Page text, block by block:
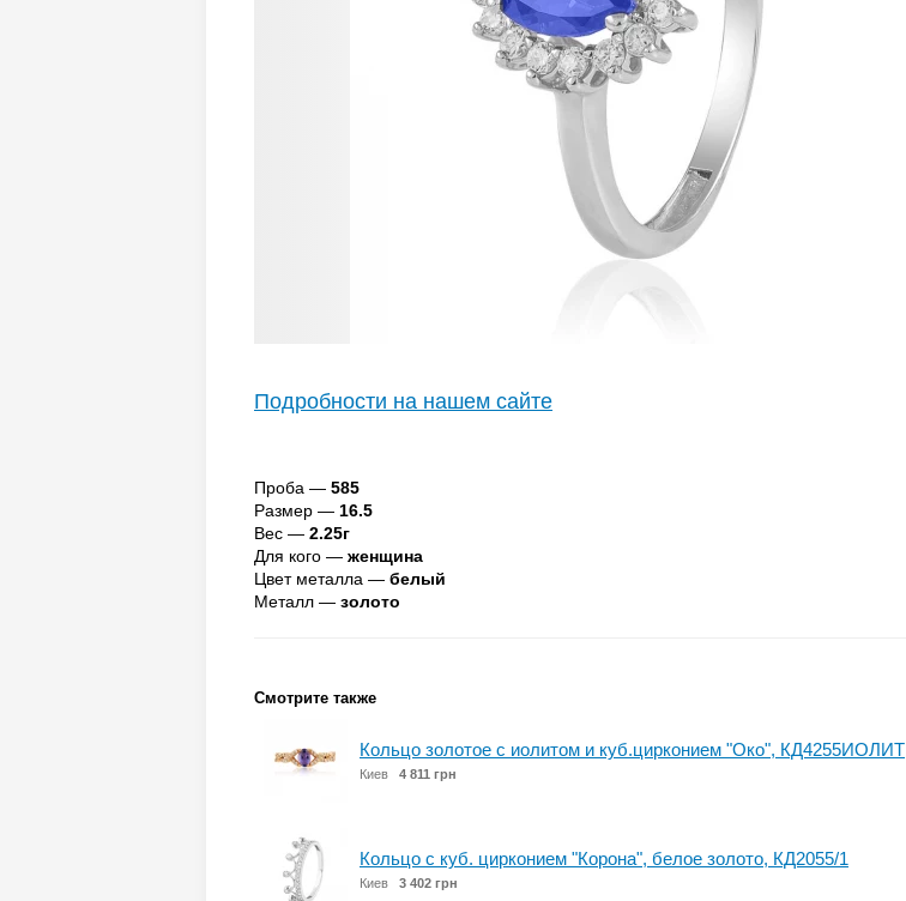
Подробности на нашем сайте
Проба — 585
Размер — 16.5
Вес — 2.25г
Для кого — женщина
Цвет металла — белый
Металл — золото
Смотрите также
Кольцо золотое с иолитом и куб.цирконием "Око", КД4255ИОЛИТ
Киев 4 811 грн
Кольцо с куб. цирконием "Корона", белое золото, КД2055/1
Киев 3 402 грн